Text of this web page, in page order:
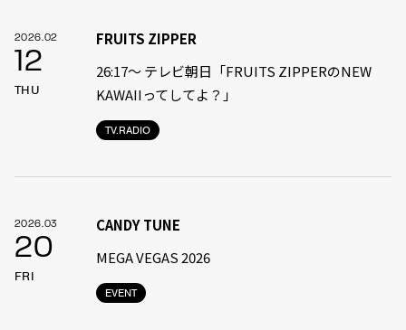
2026.02
12
THU
TV.RADIO
FRUITS ZIPPER
26:17～ テレビ朝日「FRUITS ZIPPERのNEW
KAWAIIってしてよ？」
2026.03
20
FRI
EVENT
CANDY TUNE
MEGA VEGAS 2026